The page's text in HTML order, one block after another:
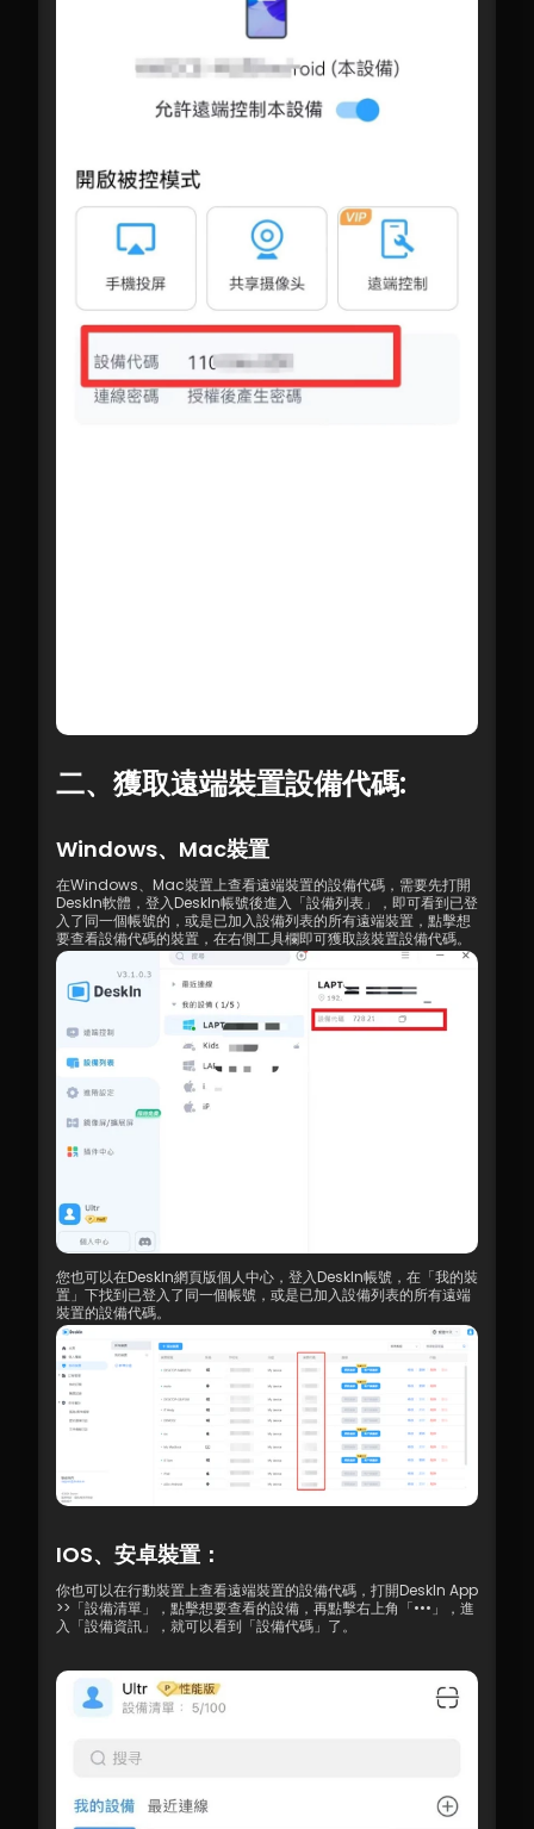
二、獲取遠端裝置設備代碼:
Windows、Mac裝置
在Windows、Mac裝置上查看遠端裝置的設備代碼，需要先打開
DeskIn軟體，登入DeskIn帳號後進入「設備列表」，即可看到已登
入了同一個帳號的，或是已加入設備列表的所有遠端裝置，點擊想
要查看設備代碼的裝置，在右側工具欄即可獲取該裝置設備代碼。
您也可以在DeskIn網頁版個人中心，登入DeskIn帳號，在「我的裝
置」下找到已登入了同一個帳號，或是已加入設備列表的所有遠端
裝置的設備代碼。
IOS、安卓裝置：
你也可以在行動裝置上查看遠端裝置的設備代碼，打開DeskIn App
>>「設備清單」，點擊想要查看的設備，再點擊右上角「•••」，進
入「設備資訊」，就可以看到「設備代碼」了。